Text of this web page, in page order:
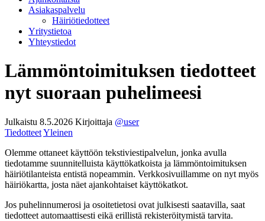
Asiakaspalvelu
Häiriötiedotteet
Yritystietoa
Yhteystiedot
Lämmöntoimituksen tiedotteet
nyt suoraan puhelimeesi
Julkaistu 8.5.2026 Kirjoittaja @user
TiedotteetYleinen
Olemme ottaneet käyttöön tekstiviestipalvelun, jonka avulla
tiedotamme suunnitelluista käyttökatkoista ja lämmöntoimituksen
häiriötilanteista entistä nopeammin. Verkkosivuillamme on nyt myös
häiriökartta, josta näet ajankohtaiset käyttökatkot.
Jos puhelinnumerosi ja osoitetietosi ovat julkisesti saatavilla, saat
tiedotteet automaattisesti eikä erillistä rekisteröitymistä tarvita.